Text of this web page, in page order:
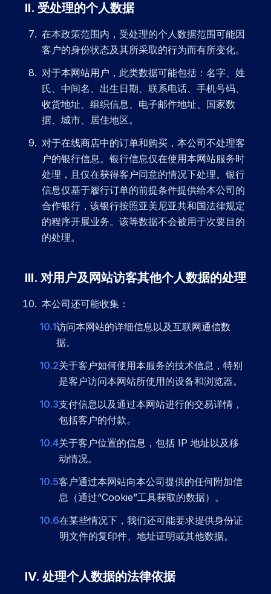
II. 受处理的个人数据
在本政策范围内，受处理的个人数据范围可能因
客户的身份状态及其所采取的行为而有所变化。
对于本网站用户，此类数据可能包括：名字、姓
氏、中间名、出生日期、联系电话、手机号码、
收货地址、组织信息、电子邮件地址、国家数
据、城市、居住地区。
对于在线商店中的订单和购买，本公司不处理客
户的银行信息。银行信息仅在使用本网站服务时
处理，且仅在获得客户同意的情况下处理。银行
信息仅基于履行订单的前提条件提供给本公司的
合作银行，该银行按照亚美尼亚共和国法律规定
的程序开展业务。该等数据不会被用于次要目的
的处理。
III. 对用户及网站访客其他个人数据的处理
本公司还可能收集：
10.1访问本网站的详细信息以及互联网通信数
据。
10.2关于客户如何使用本服务的技术信息，特别
是客户访问本网站所使用的设备和浏览器。
10.3支付信息以及通过本网站进行的交易详情，
包括客户的付款。
10.4关于客户位置的信息，包括 IP 地址以及移
动情况。
10.5客户通过本网站向本公司提供的任何附加信
息（通过“Cookie”工具获取的数据）。
10.6在某些情况下，我们还可能要求提供身份证
明文件的复印件、地址证明或其他数据。
IV. 处理个人数据的法律依据